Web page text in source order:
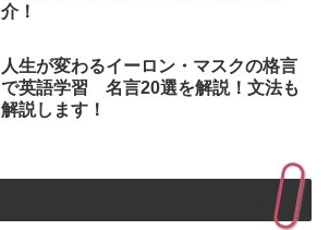
介！
人生が変わるイーロン・マスクの格言
で英語学習 名言20選を解説！文法も
解説します！